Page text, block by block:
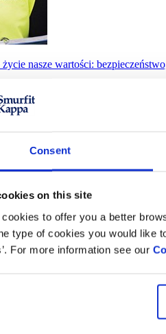
Consent
on this site
cookies to offer you a better
type of cookies you would like
For more information see our
nasze wartości:
i niebieską planetę.